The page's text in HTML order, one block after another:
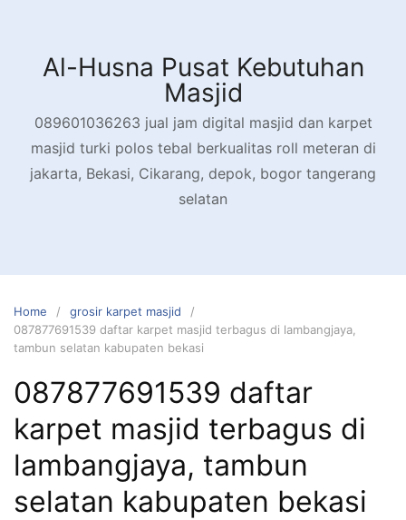
contentAl-Husna Pusat Kebutuhan
Masjid
089601036263 jual jam digital masjid dan karpet
masjid turki polos tebal berkualitas roll meteran di
jakarta, Bekasi, Cikarang, depok, bogor tangerang
selatan
Home
grosir karpet masjid
087877691539 daftar karpet masjid terbagus di lambangjaya,
tambun selatan kabupaten bekasi
087877691539 daftar
karpet masjid terbagus di
lambangjaya, tambun
selatan kabupaten bekasi